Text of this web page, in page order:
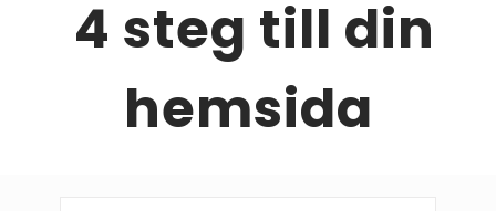
4 steg till din
hemsida